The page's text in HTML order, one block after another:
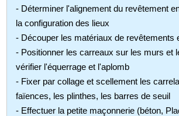
- Déterminer l'alignement du revêtement
la configuration des lieux
- Découper les matériaux de revêtements
- Positionner les carreaux sur les murs et
vérifier l'équerrage et l'aplomb
- Fixer par collage et scellement les
faïences, les plinthes, les barres de seuil
- Effectuer la petite maçonnerie (béton,